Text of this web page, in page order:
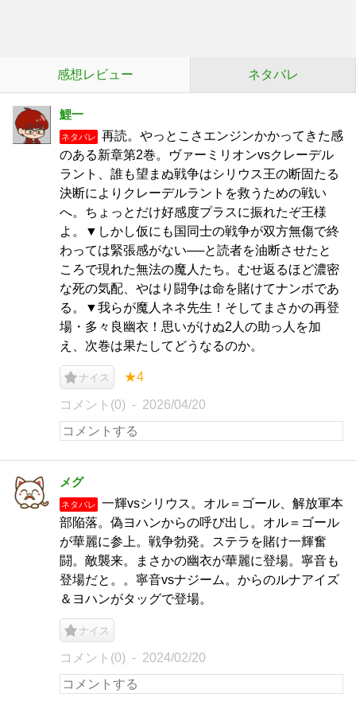
感想レビュー ネタバレ
鯉一
ネタバレ
再読。やっとこさエンジンかかってきた感
のある新章第2巻。ヴァーミリオンvsクレーデル
ラント、誰も望まぬ戦争はシリウス王の断固たる
決断によりクレーデルラントを救うための戦い
へ。ちょっとだけ好感度プラスに振れたぞ王様
よ。▼しかし仮にも国同士の戦争が双方無傷で終
わっては緊張感がない──と読者を油断させたと
ころで現れた無法の魔人たち。むせ返るほど濃密
な死の気配、やはり闘争は命を賭けてナンボであ
る。▼我らが魔人ネネ先生！そしてまさかの再登
場・多々良幽衣！思いがけぬ2人の助っ人を加
え、次巻は果たしてどうなるのか。
ナイス ★4
コメント(0) 2026/04/20
メグ
ネタバレ
一輝vsシリウス。オル＝ゴール、解放軍本
部陥落。偽ヨハンからの呼び出し。オル＝ゴール
が華麗に参上。戦争勃発。ステラを賭け一輝奮
闘。敵襲来。まさかの幽衣が華麗に登場。寧音も
登場だと。。寧音vsナジーム。からのルナアイズ
＆ヨハンがタッグで登場。
ナイス
コメント(0) 2024/02/20